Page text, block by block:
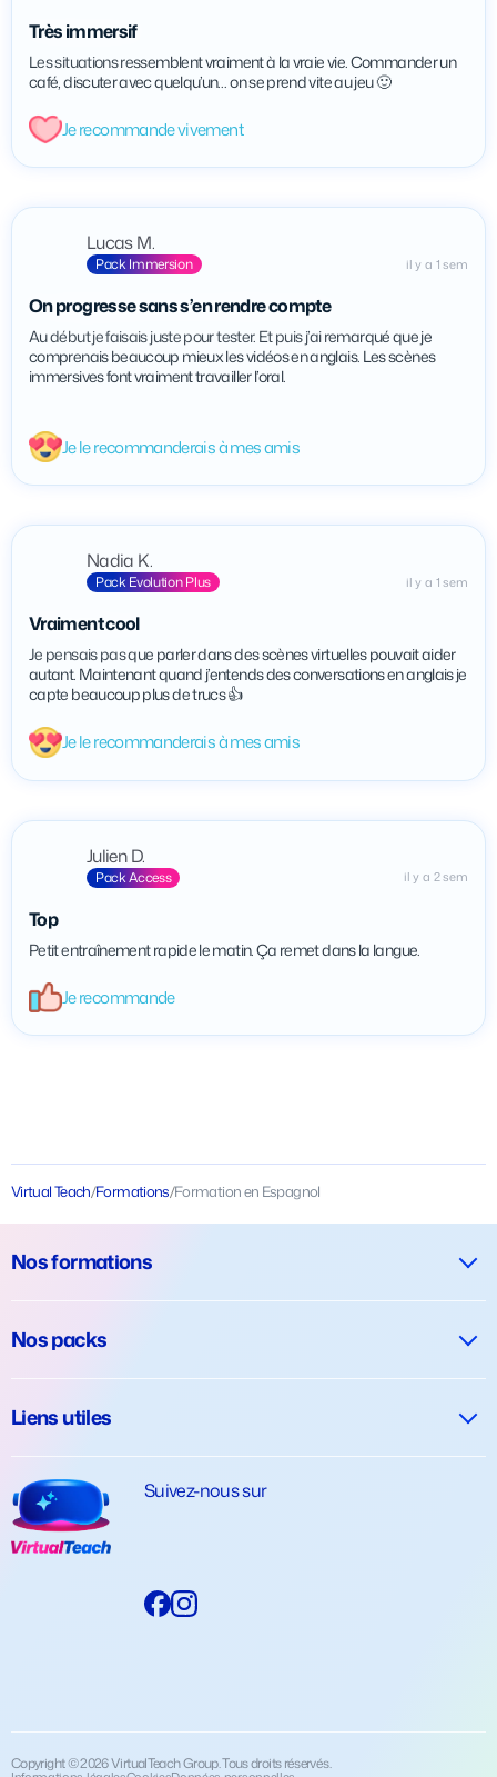
Très immersif
Les situations ressemblent vraiment à la vraie vie. Commander un
café, discuter avec quelqu’un… on se prend vite au jeu 🙂
Je recommande vivement
Lucas M.
Pack Immersion il y a 1 sem
On progresse sans s’en rendre compte
Au début je faisais juste pour tester. Et puis j’ai remarqué que je
comprenais beaucoup mieux les vidéos en anglais. Les scènes
immersives font vraiment travailler l’oral.
Je le recommanderais à mes amis
Nadia K.
Pack Evolution Plus il y a 1 sem
Vraiment cool
Je pensais pas que parler dans des scènes virtuelles pouvait aider
autant. Maintenant quand j’entends des conversations en anglais je
capte beaucoup plus de trucs 👍
Je le recommanderais à mes amis
Julien D.
Pack Access il y a 2 sem
Top
Petit entraînement rapide le matin. Ça remet dans la langue.
Je recommande
Virtual Teach/Formations/Formation en Espagnol
Nos formations
Nos packs
Liens utiles
Suivez-nous sur
Copyright © 2026 VirtualTeach Group. Tous droits réservés.